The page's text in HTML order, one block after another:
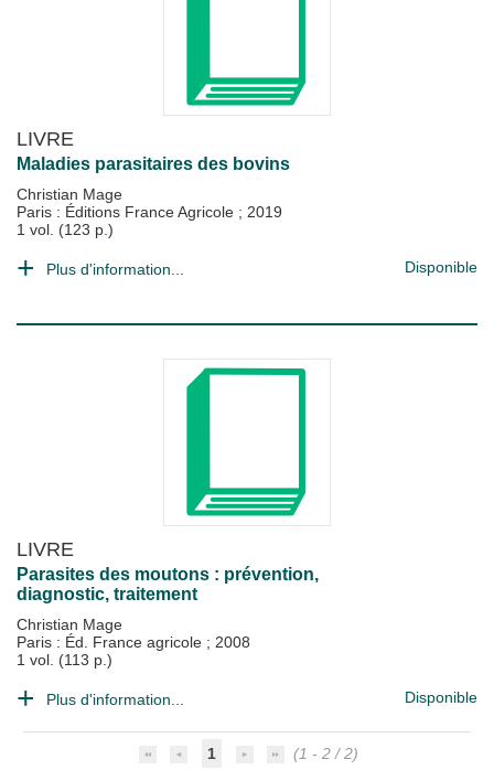
LIVRE
Maladies parasitaires des bovins
Christian Mage
Paris : Éditions France Agricole ; 2019
1 vol. (123 p.)
Plus d'information... Disponible
LIVRE
Parasites des moutons : prévention,
diagnostic, traitement
Christian Mage
Paris : Éd. France agricole ; 2008
1 vol. (113 p.)
Plus d'information... Disponible
1
(1 - 2 / 2)